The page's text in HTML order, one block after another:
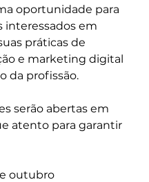
oportunidade para
interessados em
práticas de
e marketing digital
da profissão.
serão abertas em
atento para garantir
outubro